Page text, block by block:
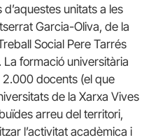
unitats a les
Garcia-Oliva, de la
Social Pere Tarrés
La formació universitària
docents (el que
de la Xarxa Vives
arreu del territori,
l’activitat acadèmica i